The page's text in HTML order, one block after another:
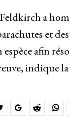
a
et
afin
indique